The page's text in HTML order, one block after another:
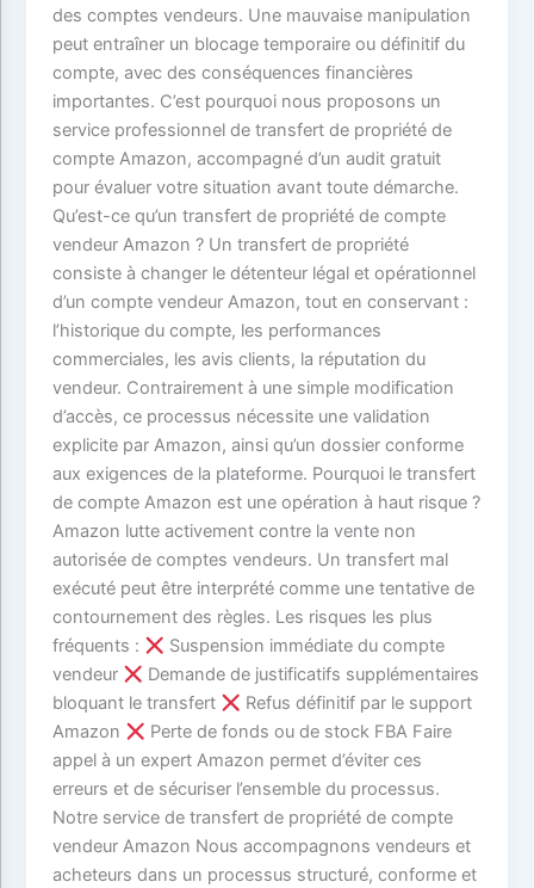
des comptes vendeurs. Une mauvaise manipulation
peut entraîner un blocage temporaire ou définitif du
compte, avec des conséquences financières
importantes. C’est pourquoi nous proposons un
service professionnel de transfert de propriété de
compte Amazon, accompagné d’un audit gratuit
pour évaluer votre situation avant toute démarche.
Qu’est-ce qu’un transfert de propriété de compte
vendeur Amazon ? Un transfert de propriété
consiste à changer le détenteur légal et opérationnel
d’un compte vendeur Amazon, tout en conservant :
l’historique du compte, les performances
commerciales, les avis clients, la réputation du
vendeur. Contrairement à une simple modification
d’accès, ce processus nécessite une validation
explicite par Amazon, ainsi qu’un dossier conforme
aux exigences de la plateforme. Pourquoi le transfert
de compte Amazon est une opération à haut risque ?
Amazon lutte activement contre la vente non
autorisée de comptes vendeurs. Un transfert mal
exécuté peut être interprété comme une tentative de
contournement des règles. Les risques les plus
fréquents :
Suspension immédiate du compte
vendeur
Demande de justificatifs supplémentaires
bloquant le transfert
Refus définitif par le support
Amazon
Perte de fonds ou de stock FBA Faire
appel à un expert Amazon permet d’éviter ces
erreurs et de sécuriser l’ensemble du processus.
Notre service de transfert de propriété de compte
vendeur Amazon Nous accompagnons vendeurs et
acheteurs dans un processus structuré, conforme et